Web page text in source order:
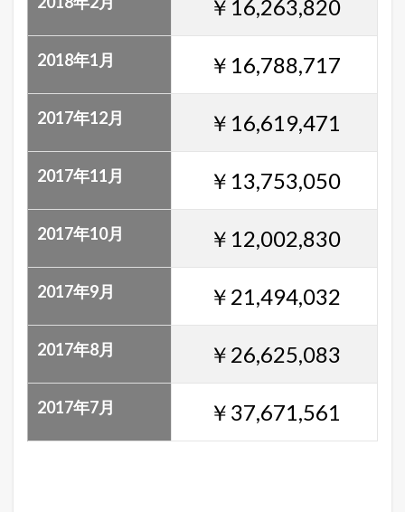
￥16,263,820
2018年1月 ￥16,788,717
2017年12月 ￥16,619,471
2017年11月 ￥13,753,050
2017年10月 ￥12,002,830
2017年9月 ￥21,494,032
2017年8月 ￥26,625,083
2017年7月 ￥37,671,561